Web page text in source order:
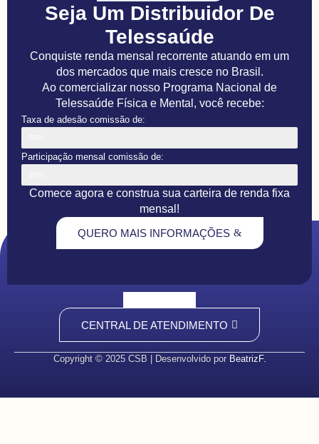
Seja Um Distribuidor De
Telessaúde
Conquiste renda mensal recorrente atuando em um
dos mercados que mais cresce no Brasil.
Ao comercializar nosso Programa Nacional de
Telessaúde Física e Mental, você recebe:
Taxa de adesão comissão de:
Participação mensal comissão de:
Comece agora e construa sua carteira de renda fixa
mensal!
QUERO MAIS INFORMAÇÕES
CENTRAL DE ATENDIMENTO
Copyright © 2025 CSB | Desenvolvido por BeatrizF.